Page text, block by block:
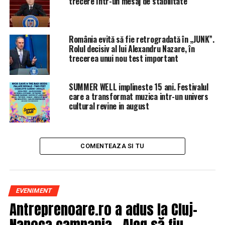
Ștefănescu a fost cel mai clar:
“Ne aşteaptă zile fierbinţi la
centru”.
Vicepremierul Paul Stănescu şi peste 20 de lideri
judeţeni au discutat despre o posibilă acţiune de
retragere a sprijinului politic pentru preşedintele PSD,
Liviu Dragnea, au declarat joi, pentru Mediafax
Printre liderii judeţeni participanţi la discuţii se numără
şi preşedintele interimar PSD Giurgiu, Niculae Bădălău,
România evită să fie retrogradată în „JUNK”.
Rolul decisiv al lui Alexandru Nazare, în
trecerea unui nou test important
SUMMER WELL implineste 15 ani. Festivalul
care a transformat muzica intr-un univers
cultural revine in august
COMENTEAZA SI TU
EVENIMENT
Antreprenoare.ro a adus la Cluj-